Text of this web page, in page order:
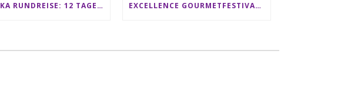
SRI LANKA RUNDREISE: 12 TAGE ZWISCHEN ELEFANTEN, TEEPLANTAGEN & STRAND ALS FAMILIE EXCELLENCE GOURMETFESTIVAL ´25: ZWEI STERNEKÖCHE ANTONIO GUIDA & DARIO MORESCO VERWÖHNEN IHRE GÄSTE AUF EINER LUXERIÖSEN SCHIFFSREISE